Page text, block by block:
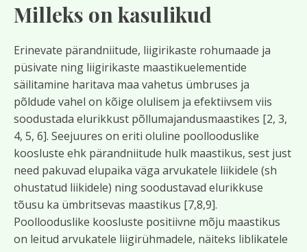
Milleks on kasulikud
Erinevate pärandniitude, liigirikaste rohumaade ja
püsivate ning liigirikaste maastikuelementide
säilitamine haritava maa vahetus ümbruses ja
põldude vahel on kõige olulisem ja efektiivsem viis
soodustada elurikkust põllumajandusmaastikes [2, 3,
4, 5, 6]. Seejuures on eriti oluline poollooduslike
koosluste ehk pärandniitude hulk maastikus, sest just
need pakuvad elupaika väga arvukatele liikidele (sh
ohustatud liikidele) ning soodustavad elurikkuse
tõusu ka ümbritsevas maastikus [7,8,9].
Poollooduslike koosluste positiivne mõju maastikus
on leitud arvukatele liigirühmadele, näiteks liblikatele